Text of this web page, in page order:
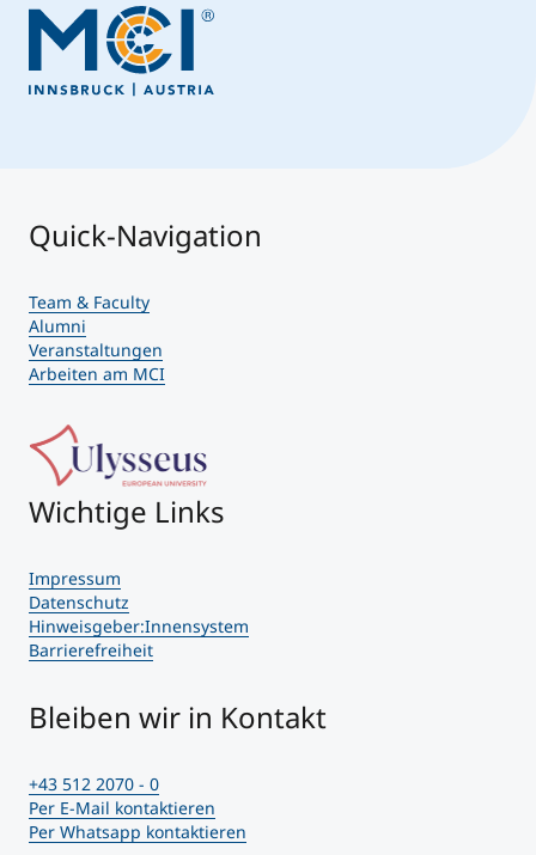
Quick-Navigation
Team & Faculty
Alumni
Veranstaltungen
Arbeiten am MCI
Wichtige Links
Impressum
Datenschutz
Hinweisgeber:Innensystem
Barrierefreiheit
Bleiben wir in Kontakt
+43 512 2070 - 0
Per E-Mail kontaktieren
Per Whatsapp kontaktieren